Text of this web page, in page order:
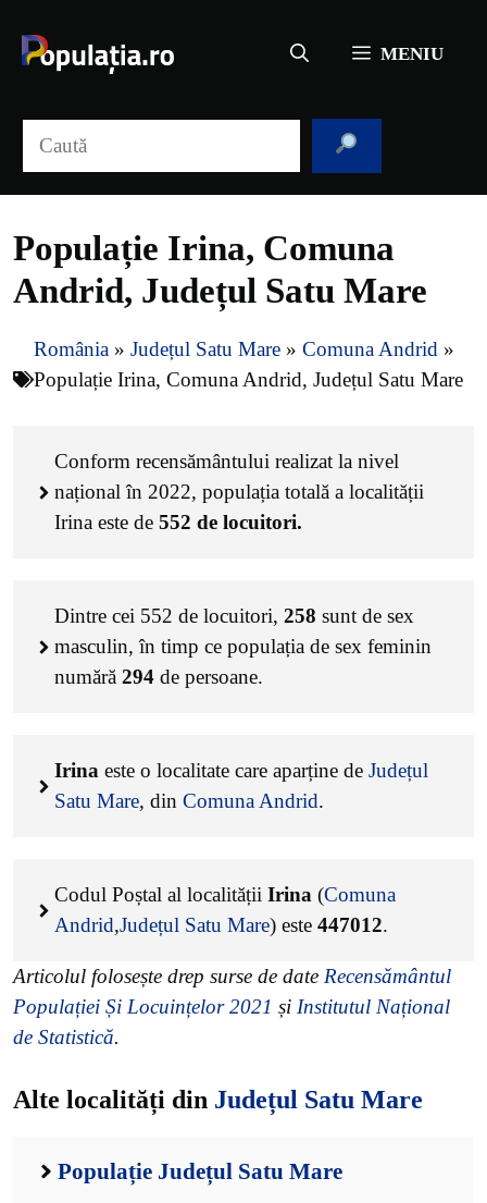
conținut
MENIU
Populație Irina, Comuna
Andrid, Județul Satu Mare
România » Județul Satu Mare » Comuna Andrid »
Populație Irina, Comuna Andrid, Județul Satu Mare
Conform recensământului realizat la nivel
național în 2022, populația totală a localității
Irina este de 552 de locuitori.
Dintre cei 552 de locuitori, 258 sunt de sex
masculin, în timp ce populația de sex feminin
numără 294 de persoane.
Irina este o localitate care aparține de Județul
Satu Mare, din Comuna Andrid.
Codul Poștal al localității Irina (Comuna
Andrid,Județul Satu Mare) este 447012.
Articolul folosește drep surse de date Recensământul
Populației Și Locuințelor 2021 și Institutul Național
de Statistică.
Alte localități din Județul Satu Mare
Populație Județul Satu Mare